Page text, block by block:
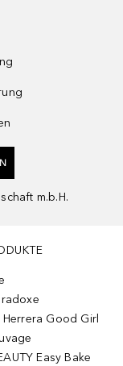
m.b.H.
Good Girl
Easy Bake